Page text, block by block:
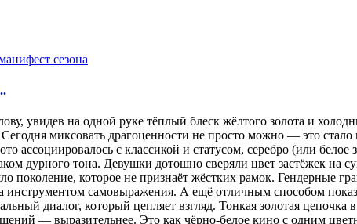
увидев на одной руке тёплый блеск жёлтого золота и
миксовать драгоценности не просто можно — это
ассоциировалось с классикой и статусом, серебро (или
дурного тона. Девушки дотошно сверяли цвет застёжек
поколение, которое не признаёт жёстких рамок. Гендерные
инструментом самовыражения. А ещё отличным способом
диалог, который цепляет взгляд. Тонкая золотая цепочка
— выразительнее. Это как чёрно-белое кино с одним